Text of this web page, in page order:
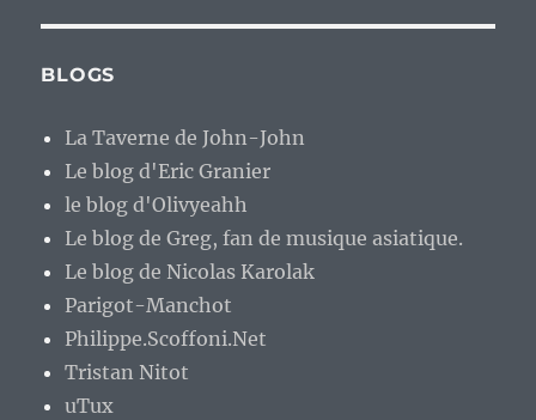
BLOGS
La Taverne de John-John
Le blog d'Eric Granier
le blog d'Olivyeahh
Le blog de Greg, fan de musique asiatique.
Le blog de Nicolas Karolak
Parigot-Manchot
Philippe.Scoffoni.Net
Tristan Nitot
uTux